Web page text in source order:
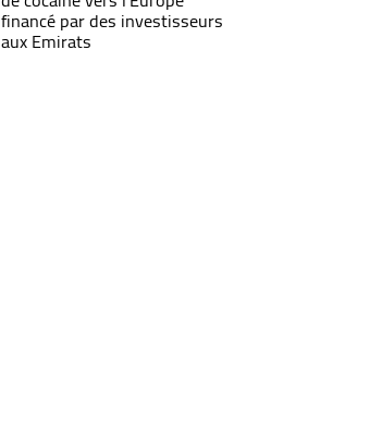
financé par des investisseurs
aux Emirats